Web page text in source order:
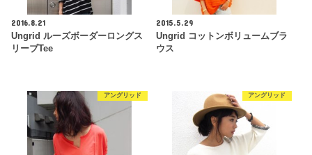
2016.8.21
Ungrid ルーズボーダーロングス
リーブTee
2015.5.29
Ungrid コットンボリュームブラ
ウス
アングリッド アングリッド